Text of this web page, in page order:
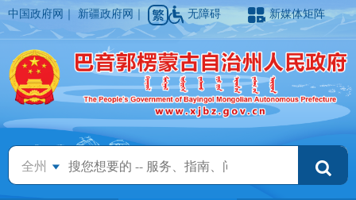
中国政府网 ｜新疆政府网 ｜ 无障碍 新媒体矩阵
全州